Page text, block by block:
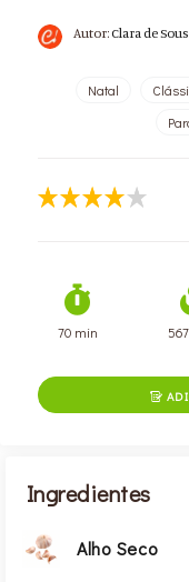
Autor:Clara de
Natal
70 min

Ingredientes
Alho Seco